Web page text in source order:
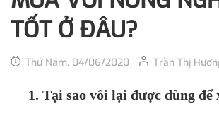
TỐT Ở ĐÂU?
Thứ Năm, 04/06/2020 Trần Thị
1. Tại sao vôi lại được dùng để